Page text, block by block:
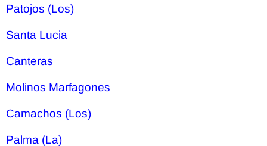
Patojos (Los)
Santa Lucia
Canteras
Molinos Marfagones
Camachos (Los)
Palma (La)